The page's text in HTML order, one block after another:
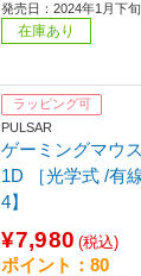
発売日：2024年1月下
在庫あり
ラッピング可
PULSAR
ゲーミングマウ
1D ［光学式 /有
4】
¥7,980 (税込)
ポイント：80